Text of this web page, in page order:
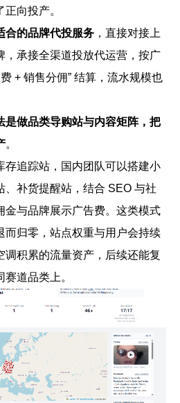
向投产。
合的品牌代投服务 ，直接对接上
，承接全渠道投放代运营，按广
+ 销售分佣” 结算，流水规模也
是做品类导购站与内容矩阵，把
。
存追踪站，国内团队可以搭建小
、补货提醒站，结合 SEO 与社
金与品牌展示广告费。这类模式
而归零，站点权重与用户会持续
调积累的流量资产，后续还能复
道品类上。